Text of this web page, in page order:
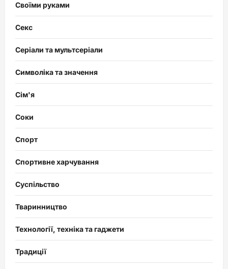
Своїми руками
Секс
Серіали та мультсеріали
Символіка та значення
Сім'я
Соки
Спорт
Спортивне харчування
Суспільство
Тваринництво
Технології, техніка та гаджети
Традиції